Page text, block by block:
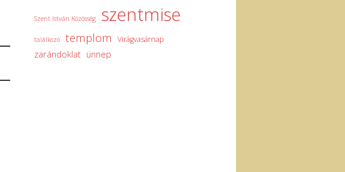
Szent István Közösség szentmise
találkozó templom Virágvasárnap
zarándoklat ünnep